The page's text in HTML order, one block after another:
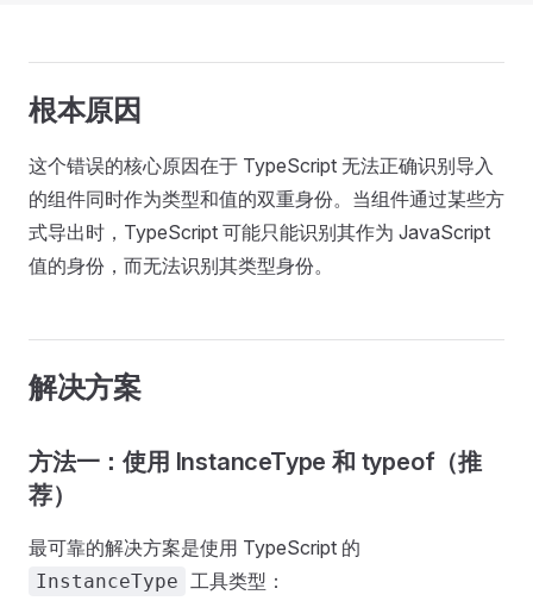
根本原因
这个错误的核心原因在于 TypeScript 无法正确识别导入
的组件同时作为类型和值的双重身份。当组件通过某些方
式导出时，TypeScript 可能只能识别其作为 JavaScript
值的身份，而无法识别其类型身份。
解决方案
方法一：使用 InstanceType 和 typeof（推
荐）
最可靠的解决方案是使用 TypeScript 的
InstanceType 工具类型：